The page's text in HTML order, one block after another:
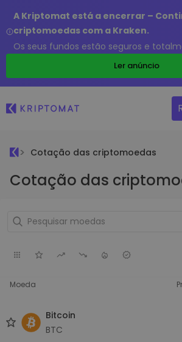
A Kriptomat está a encerrar –
criptomoedas com a Kraken.
Os seus fundos estão seguros e
Ler anúncio
Cotação das criptomoedas
Cotação das
Moeda
Bitcoin
BTC